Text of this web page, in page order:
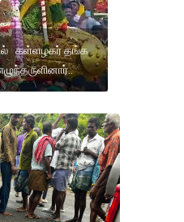
கள்ளழகர் தங்க